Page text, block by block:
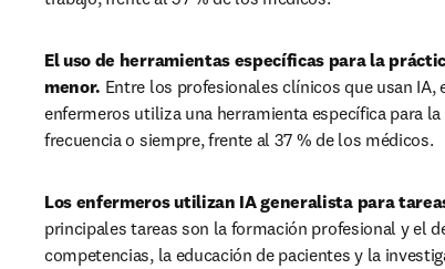
El uso de herramientas específicas para la
menor. Entre los profesionales clínicos que usan IA,
enfermeros utiliza una herramienta específica para
frecuencia o siempre, frente al 37 % de los médicos.
Los enfermeros utilizan IA generalista para
principales tareas son la formación profesional y el
competencias, la educación de pacientes y la